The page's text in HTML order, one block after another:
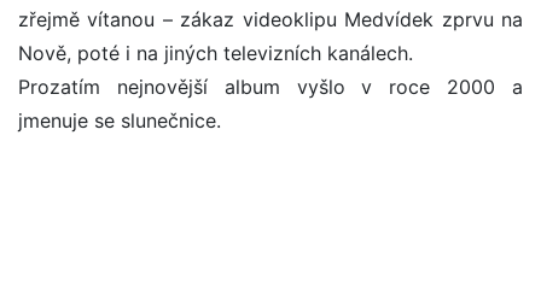
zřejmě vítanou – zákaz videoklipu Medvídek zprvu na
Nově, poté i na jiných televizních kanálech.
Prozatím nejnovější album vyšlo v roce 2000 a
jmenuje se slunečnice.